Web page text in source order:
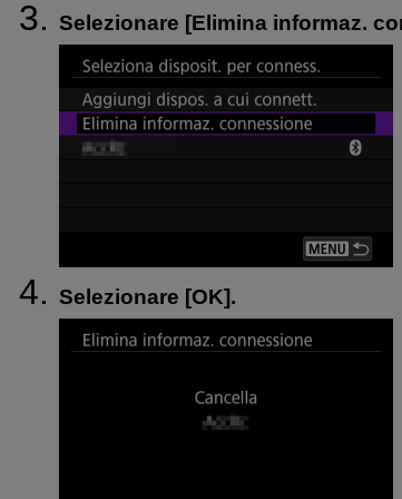
Selezionare [Elimina informaz.
Selezionare [OK].